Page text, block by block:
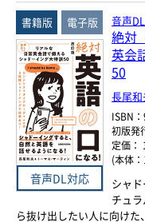
発行年月
ISBN 978-4-
※5桁の数字
付加情報 電子版
音声DL
音声DL対応
音声
絶対
英会
50
長尾和
ISBN
初版発
定価：
(本体：
シャ
チュ
ら抜け出したい人に向け
書籍版 電子版